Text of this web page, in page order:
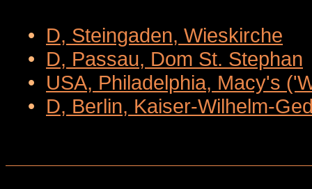
• D, Steingaden, Wieskirche
• D, Passau, Dom St. Stephan
• USA, Philadelphia, Macy's
• D, Berlin, Kaiser-Wilhelm-